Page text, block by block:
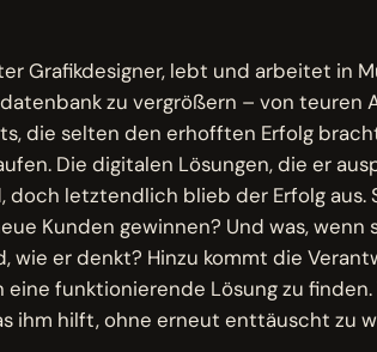
Grafikdesigner, lebt und arbeitet in
zu vergrößern – von teuren
die selten den erhofften Erfolg
Die digitalen Lösungen, die er
letztendlich blieb der Erfolg aus.
Kunden gewinnen? Und was, wenn
wie er denkt? Hinzu kommt die
funktionierende Lösung zu
ihm hilft, ohne erneut enttäuscht zu